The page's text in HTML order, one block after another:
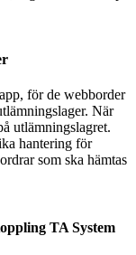
för de webborder
När
utlämningslagret.
hantering för
som ska hämtas
TA System